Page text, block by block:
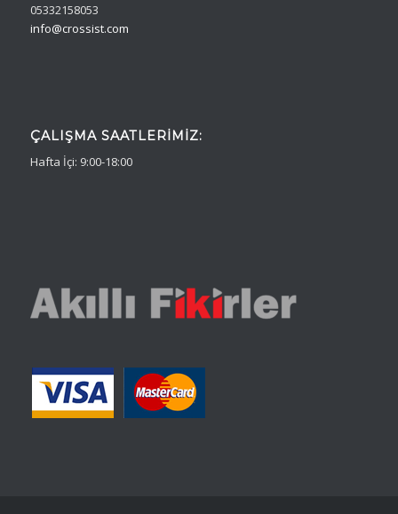
05332158053
info@crossist.com
ÇALIŞMA SAATLERIMIZ:
Hafta İçi: 9:00-18:00